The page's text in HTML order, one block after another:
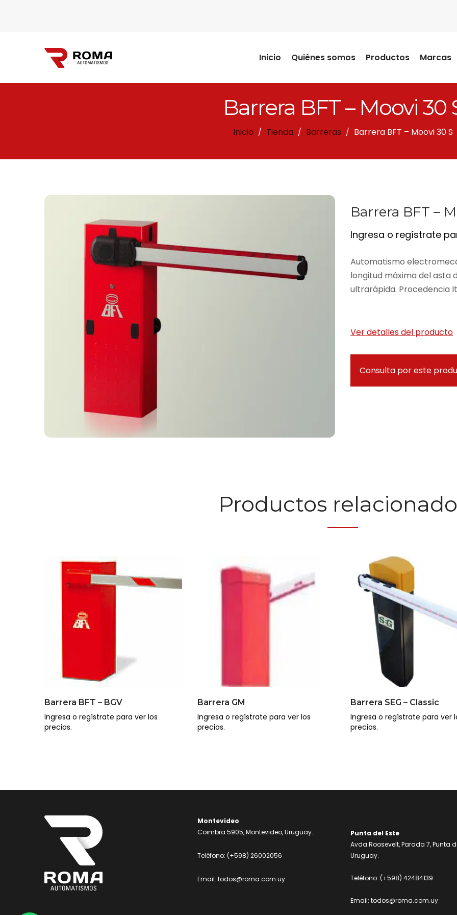
Roma
Inicio Quiénes somos Productos Marcas
Barrera BFT – Moovi 30
Inicio / Tienda / Barreras / Barrera BFT – Moovi 30 S
Barrera BFT –
Ingresa o regístrate
Automatismo
longitud máxima del asta
ultrarápida. Procedencia
Ver detalles del producto
Consulta por este
Productos
Barrera BFT – BGV
Ingresa o regístrate para ver los
precios.
Barrera GM
Ingresa o regístrate para ver los
precios.
Barrera SEG – Classic
Ingresa o regístrate para ver
precios.
Montevideo
Coimbra 5905, Montevideo, Uruguay.
Teléfono: (+598) 26002056
Email: todos@roma.com.uy
Punta del Este
Avda Roosevelt, Parada 7, Punta
Uruguay.
Teléfono: (+598) 42484139
Email: todos@roma.com.uy